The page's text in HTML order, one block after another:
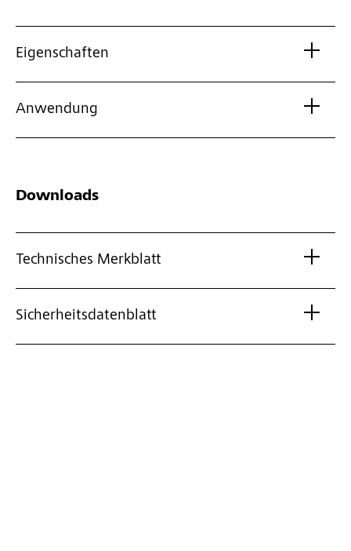
Eigenschaften
Anwendung
Downloads
Technisches Merkblatt
Sicherheitsdatenblatt